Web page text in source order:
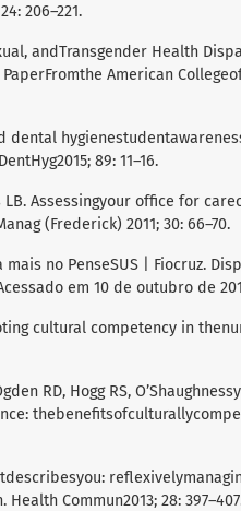
206–221.
andTransgender Health
American
dental
89: 11–16.
LB. Assessingyour office for
(Frederick) 2011; 30: 66–70.
no PenseSUS | Fiocruz.
em 10 de outubro de
cultural competency in
RD, Hogg RS,
Commun2013; 28: